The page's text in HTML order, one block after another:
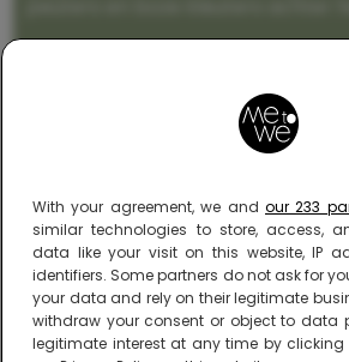
With your agreement, we and our 233
similar technologies to store, access,
data like your visit on this website, IP
identifiers. Some partners do not ask for
your data and rely on their legitimate
withdraw your consent or object to data
legitimate interest at any time by clicking